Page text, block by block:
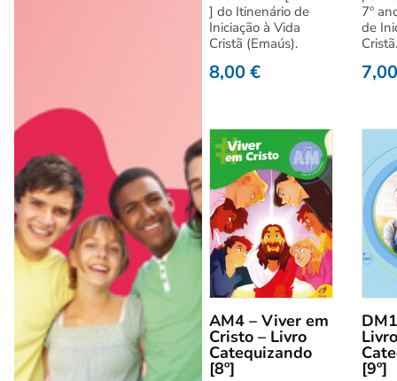
] do Itinenário de
Iniciação à Vida
Cristã (Emaús).
8,00€
7º
de
AM4 – Viver em
Cristo – Livro
Catequizando
[8º] [9º]